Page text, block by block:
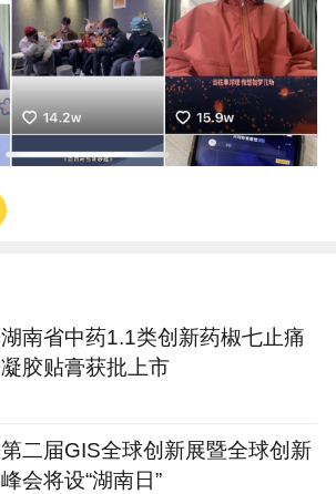
湖南省中药1.1类创新药椒七止痛
凝胶贴膏获批上市
第二届GIS全球创新展暨全球创新
峰会将设“湖南日”